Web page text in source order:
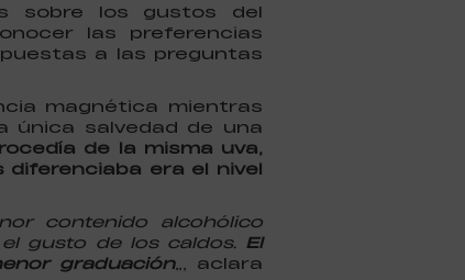
sobre los gustos del
las preferencias
a las preguntas
magnética mientras
única salvedad de una
de la misma uva,
diferenciaba era el nivel
contenido alcohólico
gusto de los caldos. El
graduación”, aclara